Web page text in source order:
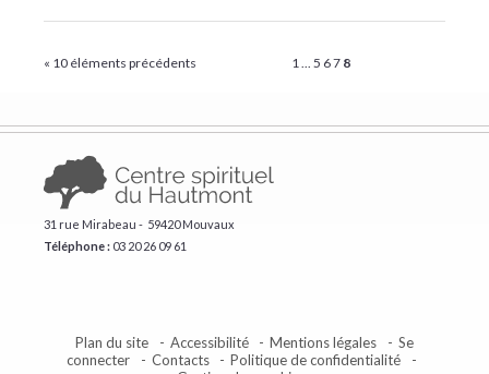
« 10 éléments précédents 1... 5 67 8
31 rue Mirabeau - 59420 Mouvaux
Téléphone : ​03 20 26 09 61
Plan du site Accessibilité Mentions légales
Se
connecter
Contacts
Politique de confidentialité